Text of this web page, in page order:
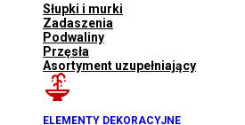
Słupki i murki
Zadaszenia
Podwaliny
Przęsła
Asortyment uzupełniający
ELEMENTY DEKORACYJNE